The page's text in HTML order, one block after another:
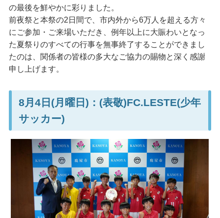
の最後を鮮やかに彩りました。
前夜祭と本祭の2日間で、市内外から6万人を超える方々
にご参加・ご来場いただき、例年以上に大賑わいとなっ
た夏祭りのすべての行事を無事終了することができまし
たのは、関係者の皆様の多大なご協力の賜物と深く感謝
申し上げます。
8月4日(月曜日)：(表敬)FC.LESTE(少年
サッカー)